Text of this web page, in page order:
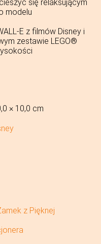
się relaksującym
modelu
E z filmów Disney i
zestawie LEGO®
× 10,0 cm